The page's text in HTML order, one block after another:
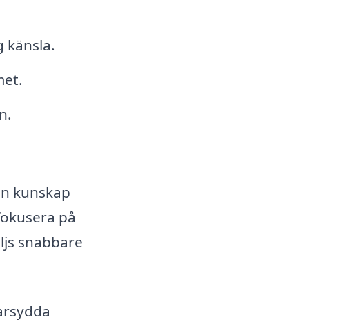
känsla.
kunskap
på
snabbare